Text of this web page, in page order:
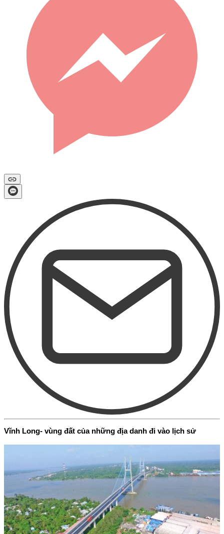
Vĩnh Long- vùng đất của những địa danh đi vào lịch sử